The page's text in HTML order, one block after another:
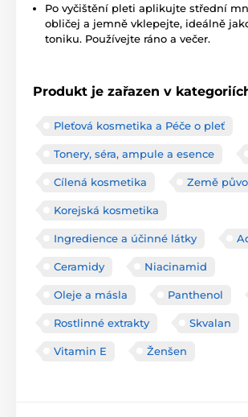
Po vyčištění pleti aplikujte střední
obličej a jemně vklepejte, ideálně
toniku. Používejte ráno a večer.
Produkt je zařazen v
Pleťová kosmetika a Péče o pleť
Tonery, séra, ampule a esence
Cílená kosmetika Země
Korejská kosmetika
Ingredience a účinné látky
Ceramidy Niacinamid
Oleje a másla Panthenol
Rostlinné extrakty Skvalan
Vitamin E Ženšen